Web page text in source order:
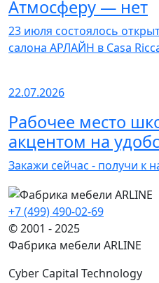
Атмосферу — нет
23 июля состоялось
салона АРЛАЙН в Casa
22.07.2026
Рабочее место
акцентом на
Закажи сейчас - получи к
+7 (499) 490-02-69
© 2001 - 2025
Фабрика мебели ARLINE
Cyber Capital Technology